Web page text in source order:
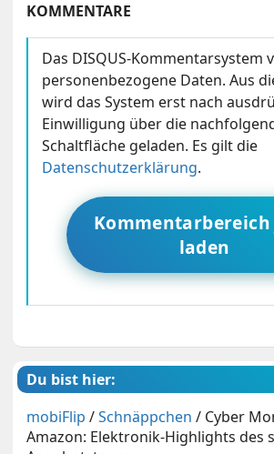
KOMMENTARE
Das DISQUS-Kommentarsystem
personenbezogene Daten. Aus
wird das System erst nach
Einwilligung über die
Schaltfläche geladen. Es gilt die
Datenschutzerklärung.
laden
Du bist hier:
mobiFlip /Schnäppchen / Cyber
Amazon: Elektronik-Highlights des